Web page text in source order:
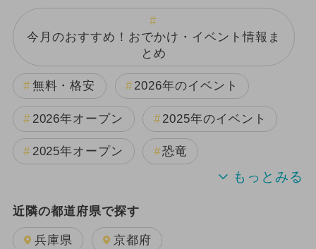
今月のおすすめ！おでかけ・イベント情報ま
とめ
無料・格安 2026年のイベント
2026年オープン 2025年のイベント
2025年オープン 恐竜
2024年のイベント
週末イベント関西パック
近隣の都道府県で探す
兵庫県 京都府